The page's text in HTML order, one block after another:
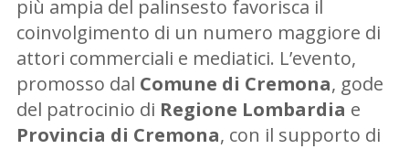
più ampia del palinsesto favorisca il
coinvolgimento di un numero maggiore di
attori commerciali e mediatici. L’evento,
promosso dal Comune di Cremona, gode
del patrocinio di Regione Lombardia e
Provincia di Cremona, con il supporto di